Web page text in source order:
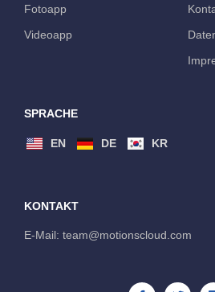
Fotoapp
Videoapp
SPRACHE
EN DE KR
KONTAKT
E-Mail: team@motionscloud.com